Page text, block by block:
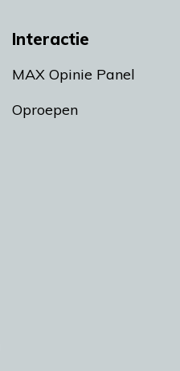
Interactie
MAX Opinie Panel
Oproepen